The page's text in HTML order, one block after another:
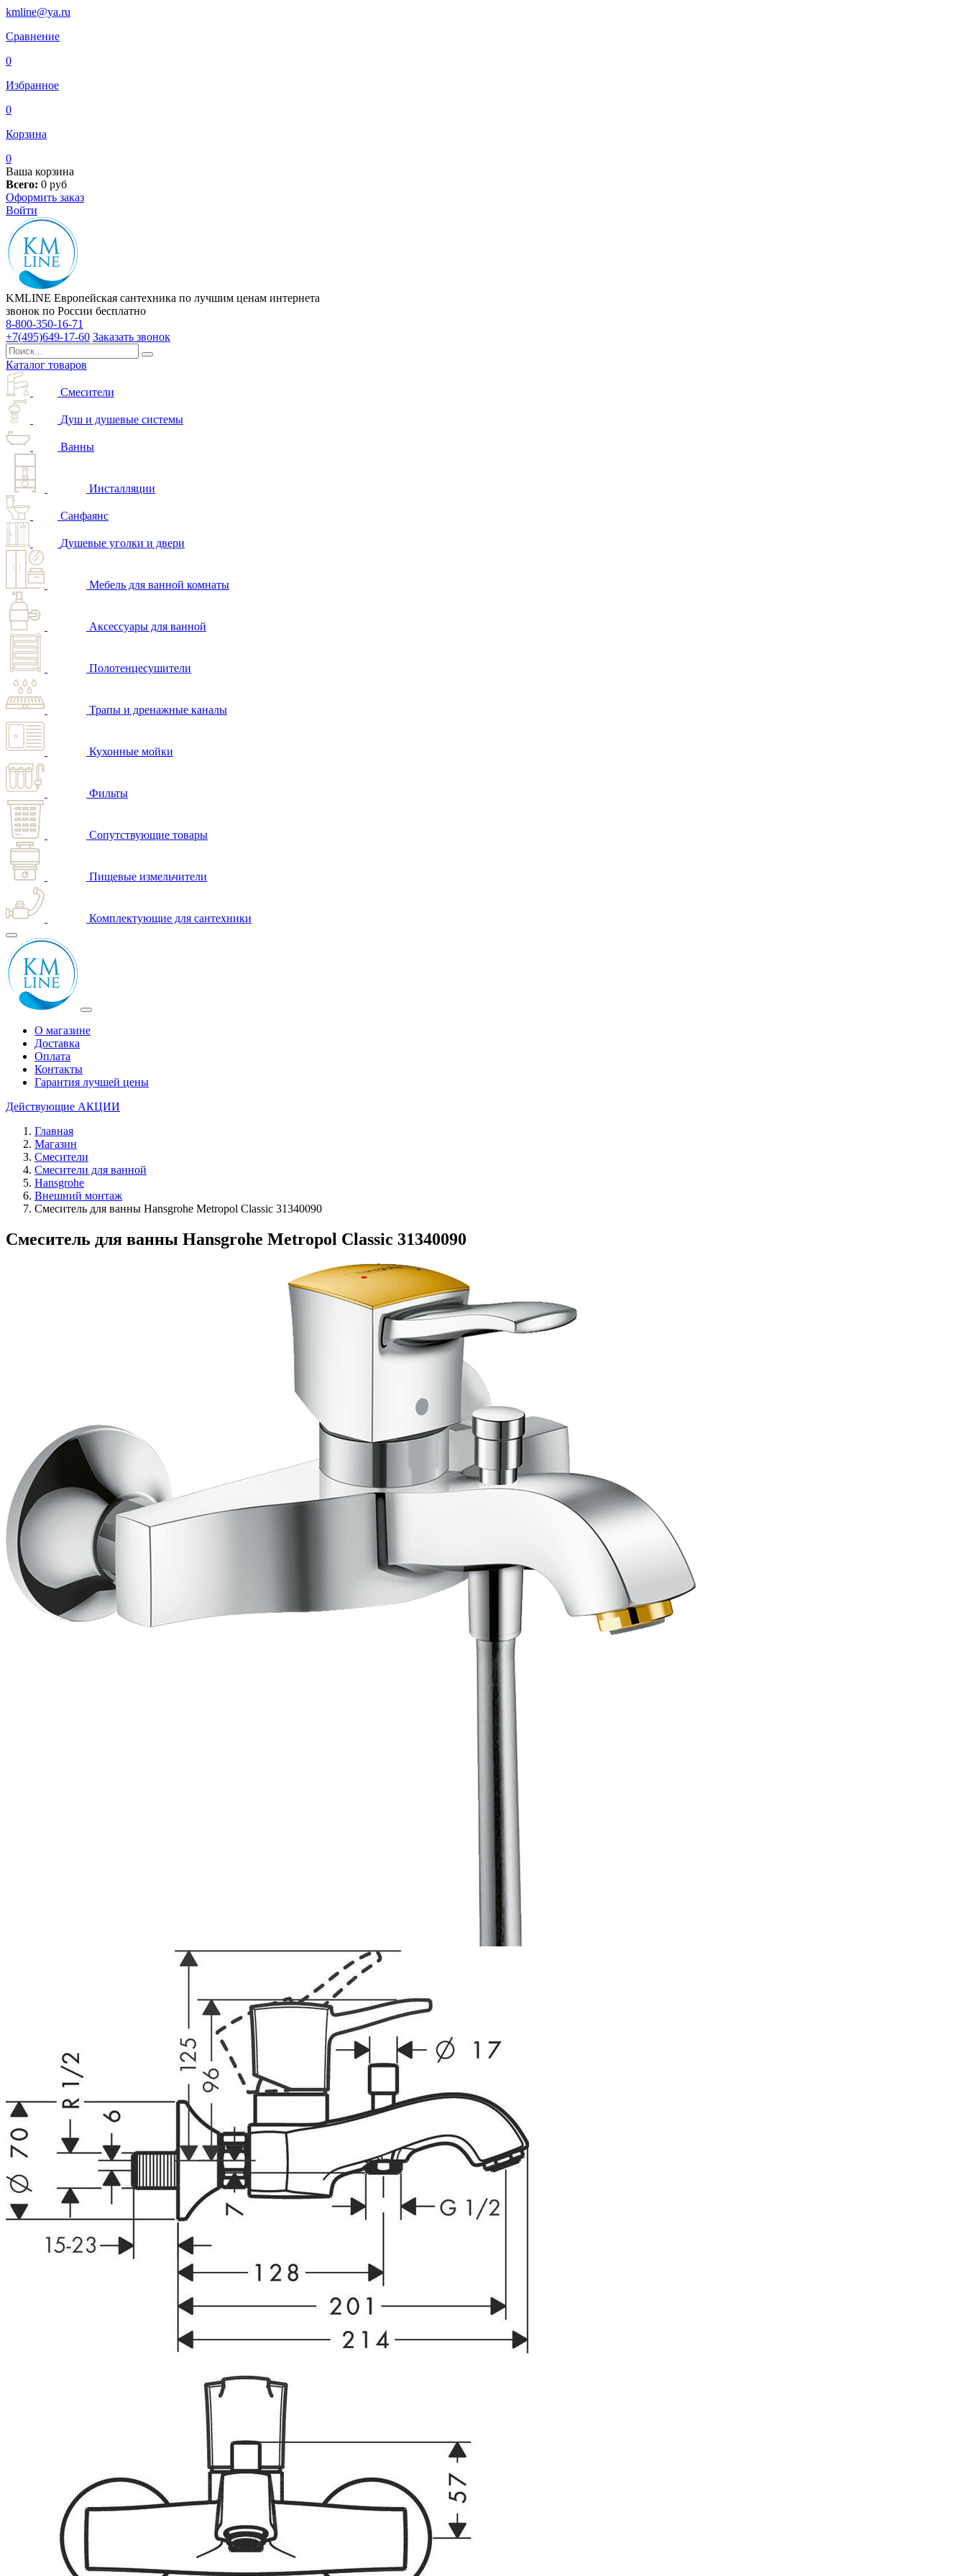
kmline@ya.ru
Сравнение
0
Избранное
0
Корзина
0
Ваша корзина
Всего: 0 руб
Оформить заказ
Войти
KMLINE Европейская сантехника по лучшим ценам интернета
звонок по России бесплатно
8-800-350-16-71
+7(495)649-17-60 Заказать звонок
Каталог товаров
Смесители
Душ и душевые системы
Ванны
Инсталляции
Санфаянс
Душевые уголки и двери
Мебель для ванной комнаты
Аксессуары для ванной
Полотенцесушители
Трапы и дренажные каналы
Кухонные мойки
Фильты
Сопутствующие товары
Пищевые измельчители
Комплектующие для сантехники
О магазине
Доставка
Оплата
Контакты
Гарантия лучшей цены
Действующие АКЦИИ
Главная
Магазин
Смесители
Смесители для ванной
Hansgrohe
Внешний монтаж
Смеситель для ванны Hansgrohe Metropol Classic 31340090
Смеситель для ванны Hansgrohe Metropol Classic 31340090